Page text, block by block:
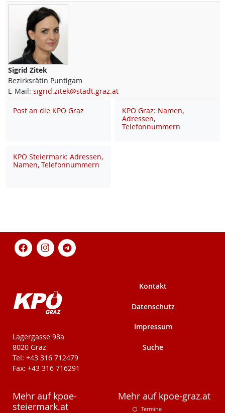
Sigrid Zitek
Bezirksrätin Puntigam
E-Mail: sigrid.zitek@stadt.graz.at
Post an die KPÖ Graz
KPÖ Graz: Namen,
Adressen,
Telefonnummern
KPÖ Steiermark: Adressen,
Namen, Telefonnummern
KPÖ-Steiermark
Lagergasse 98a
8020 Graz
Tel: +43 316 712479
Fax: +43 316 716291
Kontakt
Datenschutz
Impressum
Suche
Mehr auf kpoe-
steiermark.at
Mehr auf kpoe-graz.at
Termine